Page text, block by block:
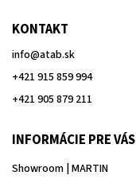
KONTAKT
info@atab.sk
+421 915 859 994
+421 905 879 211
INFORMÁCIE PRE VÁS
Showroom | MARTIN